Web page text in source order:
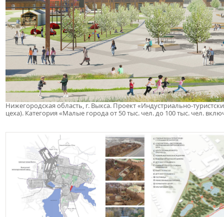
Нижегородская область, г. Выкса. Проект «Индустриально-
цеха). Категория «Малые города от 50 тыс. чел. до 100 тыс. чел.